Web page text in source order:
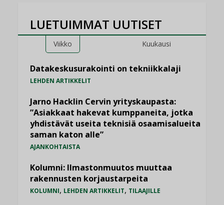
LUETUIMMAT UUTISET
Viikko Kuukausi
Datakeskusurakointi on tekniikkalaji
LEHDEN ARTIKKELIT
Jarno Hacklin Cervin yrityskaupasta:
”Asiakkaat hakevat kumppaneita, jotka
yhdistävät useita teknisiä osaamisalueita
saman katon alle”
AJANKOHTAISTA
Kolumni: Ilmastonmuutos muuttaa
rakennusten korjaustarpeita
KOLUMNI, LEHDEN ARTIKKELIT, TILAAJILLE